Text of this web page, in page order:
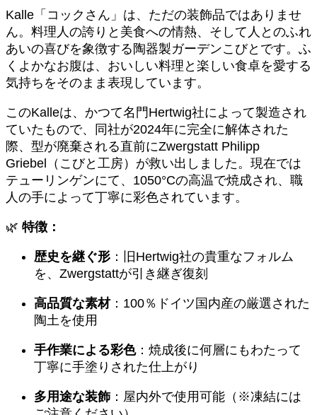
と
–
Kalle「コ
ッ
ク
さ
陶
器
製
フ
ィ
ギ
ュ
個
Kalle「コックさん」は、ただの装飾品ではありませ
ん。料理人の誇りと美食への情熱、そして人とのふれ
あいの喜びを象徴する陶器製ガーデンこびとです。ふ
くよかなお腹は、おいしい料理と楽しい食卓を愛する
気持ちをそのまま表現しています。
このKalleは、かつて名門Hertwig社によって製造され
ていたもので、同社が2024年に完全に解体された
際、型が廃棄される直前にZwergstatt Philipp
Griebel（こびと工房）が救い出しました。現在では
テューリンゲンにて、1050°Cの高温で焼成され、職
人の手によって丁寧に彩色されています。
🌿 特徴：
歴史を継ぐ形 ：旧Hertwig社の貴重なフォルム
を、Zwergstattが引き継ぎ復刻
高品質な素材：100％ドイツ国内産の厳選された
陶土を使用
手作業による彩色：焼成後に何層にもわたって
丁寧に手塗りされた仕上がり
多用途な装飾 ：屋内外で使用可能（※凍結には